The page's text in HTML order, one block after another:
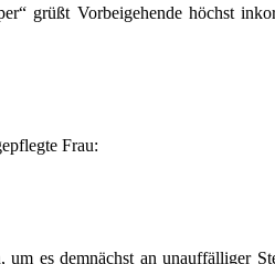
grüßt Vorbeigehende höchst
Frau:
es demnächst an unauffälliger